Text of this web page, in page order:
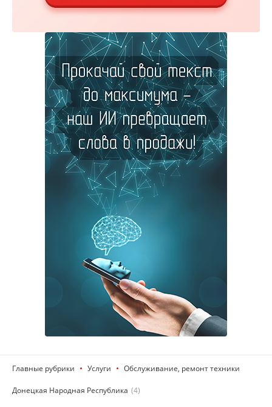
Главные рубрики Услуги Обслуживание, ремонт техники
Донецкая Народная Республика (4)